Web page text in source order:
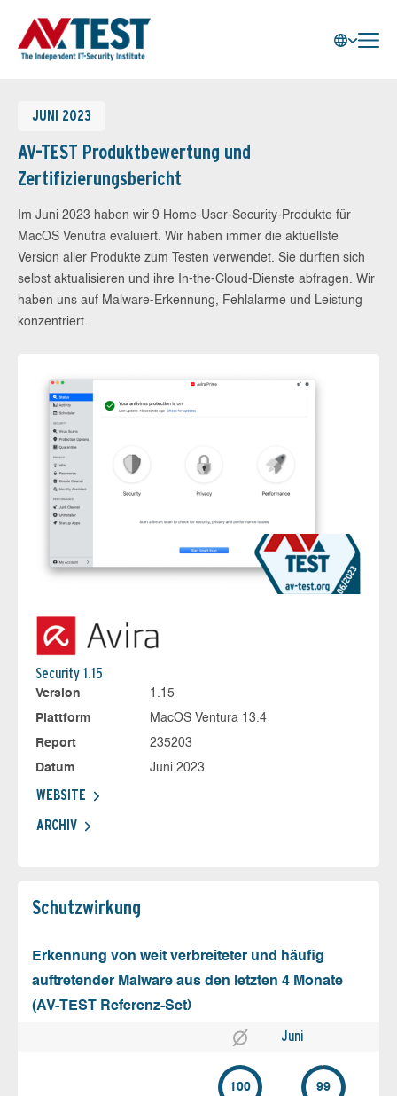
JUNI 2023
AV-TEST Produktbewertung und
Zertifizierungsbericht
Im Juni 2023 haben wir 9 Home-User-Security-Produkte für
MacOS Venutra evaluiert. Wir haben immer die aktuellste
Version aller Produkte zum Testen verwendet. Sie durften sich
selbst aktualisieren und ihre In-the-Cloud-Dienste abfragen. Wir
haben uns auf Malware-Erkennung, Fehlalarme und Leistung
konzentriert.
Security 1.15
Version
1.15
Plattform
MacOS Ventura 13.4
Report
235203
Datum
Juni 2023
WEBSITE
ARCHIV
Schutz­wirkung
Erkennung von weit verbreiteter und häufig
auftretender Malware aus den letzten 4 Monate
(AV-TEST Referenz-Set)
Juni
100 99